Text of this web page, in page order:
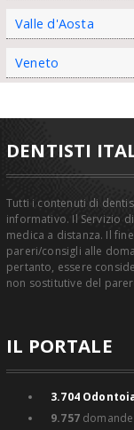
Valle d'Aosta
Veneto
DENTISTI
Tutti i contenuti di
informativo. Il Servizio
medica a distanza. Il
pareri/consigli alle
pertanto, essere
non sostitutive del
IL PORTALE
3.704
9.757